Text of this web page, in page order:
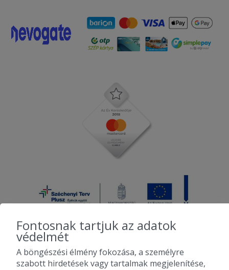
2010-2026 Copyright - Falatozz.hu - Diston-line Kft.
Fontosnak tartjuk az adatok
védelmét
A böngészési élmény fokozása, a személyre
szabott hirdetések vagy tartalmak megjelenítése,